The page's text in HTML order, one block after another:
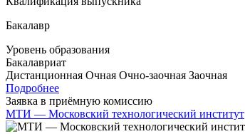
Бакалавр
Уровень образования
Бакалавриат
Дистанционная Очная Очно-заочная Заочная
Подробнее
Заявка в приёмную комиссию
МТИ — Московский технологический институт